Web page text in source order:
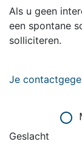
Als u geen
een spontane
solliciteren.
Je
Geslacht